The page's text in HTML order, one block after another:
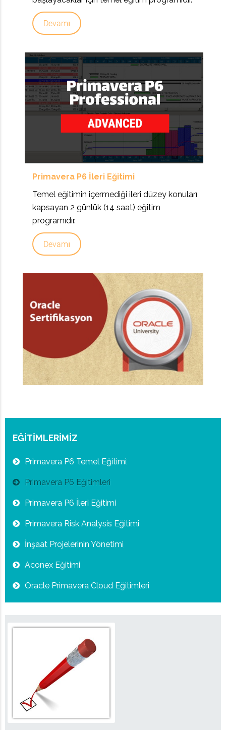
Devamı
Primavera P6 İleri Eğitimi
Temel eğitimin içermediği ileri düzey konuları
kapsayan 2 günlük (14 saat) eğitim
programıdır.
Devamı
EĞİTİMLERİMİZ
Primavera P6 Temel Eğitimi
Primavera P6 Eğitimleri
Primavera P6 İleri Eğitimi
Primavera Risk Analysis Eğitimi
İnşaat Projelerinin Yönetimi
Aconex Eğitimi
Oracle Primavera Cloud Eğitimleri